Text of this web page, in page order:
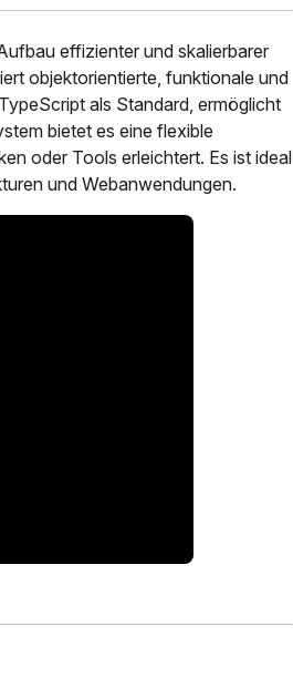
effizienter und skalierbarer
objektorientierte, funktionale und
als Standard, ermöglicht
bietet es eine flexible
oder Tools erleichtert. Es ist ideal
und Webanwendungen.